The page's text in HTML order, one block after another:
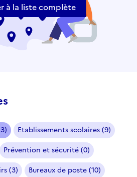
à la liste complète
Etablissements scolaires (9)
Prévention et sécurité (0)
(3)
Bureaux de poste (10)